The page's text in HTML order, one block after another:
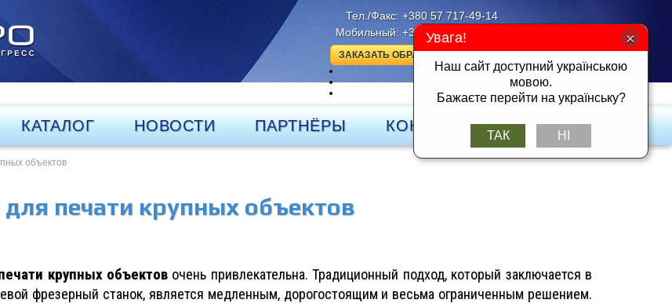
Тел./Факс: +380 57 717-49-14
Мобильный: +380 50 401-26-25
ЗАКАЗАТЬ ОБРАТНЫЙ ЗВОНОК
UK
DE
КАТАЛОГ НОВОСТИ ПАРТНЁРЫ КОНТАКТЫ
объектов
печати крупных объектов
крупных объектов очень привлекательна. Традиционный подход, который заключается в
фрезерный станок, является медленным, дорогостоящим и весьма ограниченным решением.
Увага!
Наш сайт доступний українською
мовою.
Бажаєте перейти на українську?
ТАК НІ